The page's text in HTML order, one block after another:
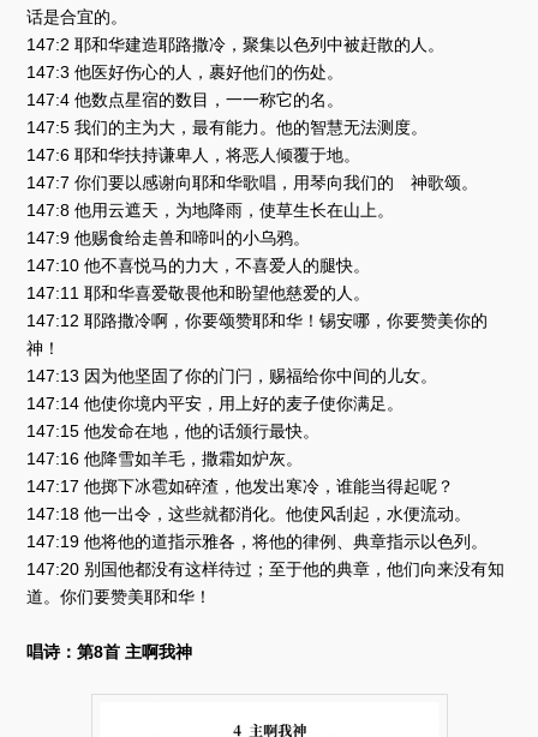
话是合宜的。
147:2 耶和华建造耶路撒冷，聚集以色列中被赶散的人。
147:3 他医好伤心的人，裹好他们的伤处。
147:4 他数点星宿的数目，一一称它的名。
147:5 我们的主为大，最有能力。他的智慧无法测度。
147:6 耶和华扶持谦卑人，将恶人倾覆于地。
147:7 你们要以感谢向耶和华歌唱，用琴向我们的 神歌颂。
147:8 他用云遮天，为地降雨，使草生长在山上。
147:9 他赐食给走兽和啼叫的小乌鸦。
147:10 他不喜悦马的力大，不喜爱人的腿快。
147:11 耶和华喜爱敬畏他和盼望他慈爱的人。
147:12 耶路撒冷啊，你要颂赞耶和华！锡安哪，你要赞美你的
神！
147:13 因为他坚固了你的门闩，赐福给你中间的儿女。
147:14 他使你境内平安，用上好的麦子使你满足。
147:15 他发命在地，他的话颁行最快。
147:16 他降雪如羊毛，撒霜如炉灰。
147:17 他掷下冰雹如碎渣，他发出寒冷，谁能当得起呢？
147:18 他一出令，这些就都消化。他使风刮起，水便流动。
147:19 他将他的道指示雅各，将他的律例、典章指示以色列。
147:20 别国他都没有这样待过；至于他的典章，他们向来没有知
道。你们要赞美耶和华！
唱诗：第8首 主啊我神